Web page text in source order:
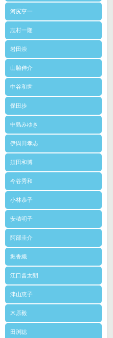
河尻亨一
志村一隆
岩田崇
山脇伸介
中谷和世
保田歩
中島みゆき
伊與田孝志
須田和博
今谷秀和
小林恭子
安積明子
阿部圭介
堀香織
江口晋太朗
津山恵子
木原毅
田渕聡